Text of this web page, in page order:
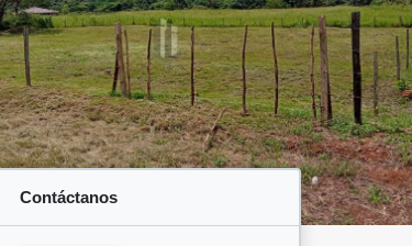
Contáctanos